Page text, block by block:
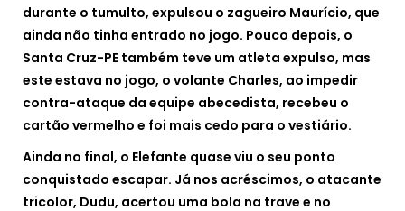
durante o tumulto, expulsou o zagueiro Maurício, que
ainda não tinha entrado no jogo. Pouco depois, o
Santa Cruz-PE também teve um atleta expulso, mas
este estava no jogo, o volante Charles, ao impedir
contra-ataque da equipe abecedista, recebeu o
cartão vermelho e foi mais cedo para o vestiário.
Ainda no final, o Elefante quase viu o seu ponto
conquistado escapar. Já nos acréscimos, o atacante
tricolor, Dudu, acertou uma bola na trave e no